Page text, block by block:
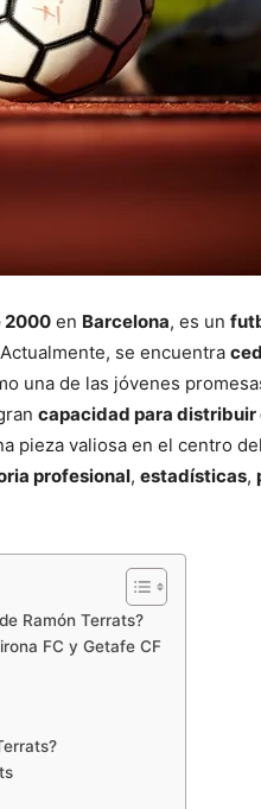
2000 en Barcelona, es un
se encuentra
una de las jóvenes
capacidad para distribuir
pieza valiosa en el centro
profesional, estadísticas,
Ramón Terrats?
FC y Getafe CF